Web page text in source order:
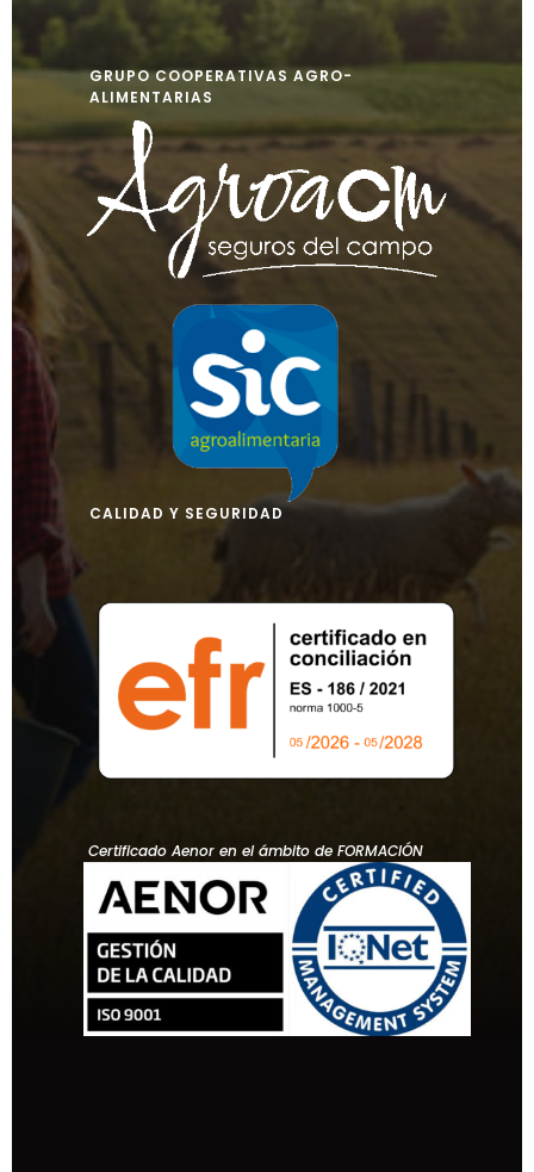
GRUPO COOPERATIVAS AGRO-
ALIMENTARIAS
CALIDAD Y SEGURIDAD
Certificado Aenor en el ámbito de FORMACIÓN